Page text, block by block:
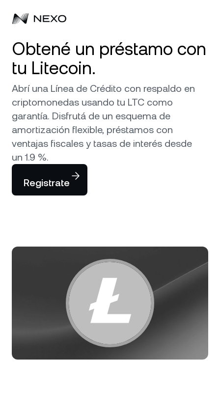
Personal
Comprá activos
Rendimiento Flexible
Fixed-term Savings
Nexo Card
Zero-interest Credit
Dual Investment
Clientes privados
Programa de fidelización
Negocios
Cuentas corporativas
Prime Brokerage
White Label
Payment Gateway
Mercados
El mercado subió 0,76 %en las últimas 24 horas
Bitcoin BTC
Ethereum ETH
Tether USDT
USDC
DOT
Solana SOL
Empresa
Acerca de
Seguridad
Localización
Obtené un préstamo con
tu Litecoin.
Abrí una Línea de Crédito con respaldo en
criptomonedas usando tu LTC como
garantía. Disfrutá de un esquema de
amortización flexible, préstamos con
ventajas fiscales y tasas de interés desde
un 1.9 %.
Registrate